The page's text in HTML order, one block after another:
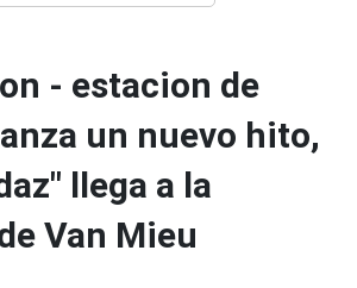
- estacion de
un nuevo hito,
llega a la
Van Mieu